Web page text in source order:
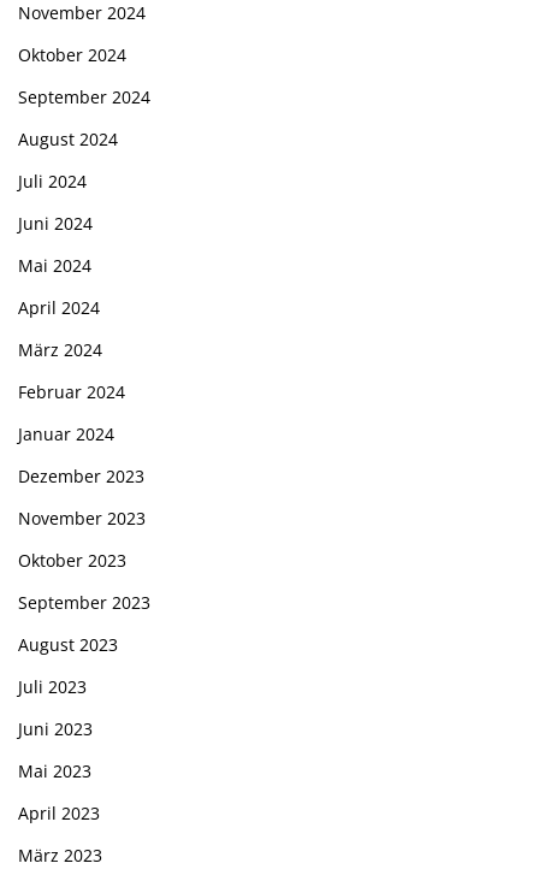
November 2024
Oktober 2024
September 2024
August 2024
Juli 2024
Juni 2024
Mai 2024
April 2024
März 2024
Februar 2024
Januar 2024
Dezember 2023
November 2023
Oktober 2023
September 2023
August 2023
Juli 2023
Juni 2023
Mai 2023
April 2023
März 2023